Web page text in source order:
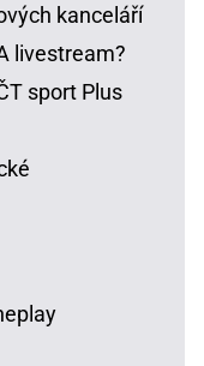
kanceláří
livestream?
sport Plus